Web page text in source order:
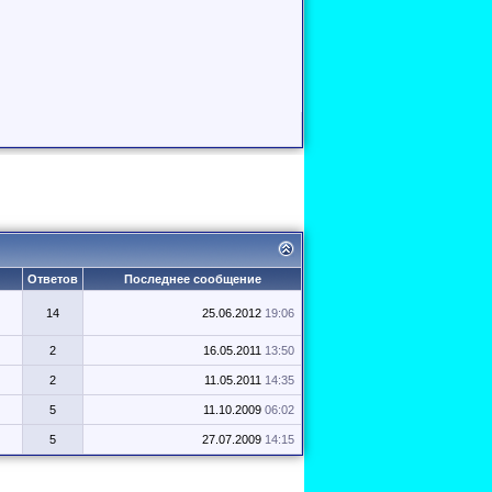
Ответов Последнее сообщение
14 25.06.2012 19:06
2 16.05.2011 13:50
2 11.05.2011 14:35
5 11.10.2009 06:02
5 27.07.2009 14:15